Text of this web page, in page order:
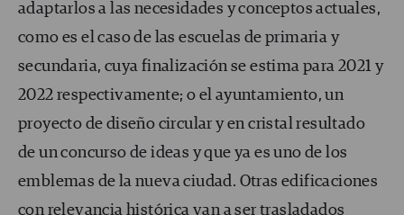
adaptarlos a las necesidades y conceptos actuales,
como es el caso de las escuelas de primaria y
secundaria, cuya finalización se estima para 2021 y
2022 respectivamente; o el ayuntamiento, un
proyecto de diseño circular y en cristal resultado
de un concurso de ideas y que ya es uno de los
emblemas de la nueva ciudad. Otras edificaciones
con relevancia histórica van a ser trasladados